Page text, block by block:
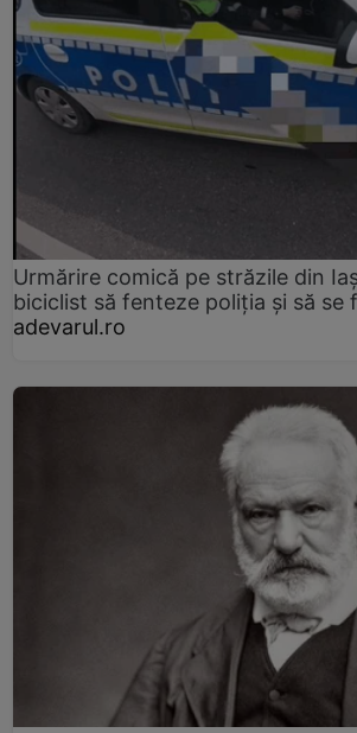
Urmărire comică pe străzile din
biciclist să fenteze poliția și să se
adevarul.ro